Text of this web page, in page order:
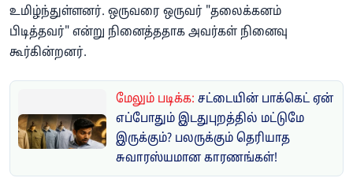
உமிழ்ந்துள்ளனர். ஒருவரை ஒருவர் "தலைக்கனம்
பிடித்தவர்" என்று நினைத்ததாக அவர்கள் நினைவு
கூர்கின்றனர்.
மேலும் படிக்க: சட்டையின் பாக்கெட் ஏன்
எப்போதும் இடதுபுறத்தில் மட்டுமே
இருக்கும்? பலருக்கும் தெரியாத
சுவாரஸ்யமான காரணங்கள்!